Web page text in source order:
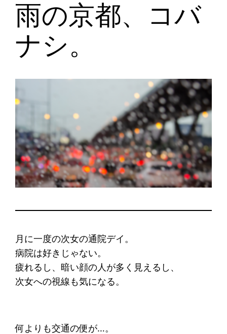
雨の京都、コバ
ナシ。
月に一度の次女の通院デイ。
病院は好きじゃない。
疲れるし、暗い顔の人が多く見えるし、
次女への視線も気になる。
何よりも交通の便が…。